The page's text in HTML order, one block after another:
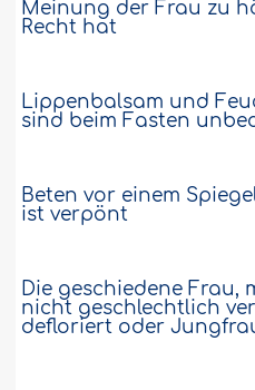
Meinung der Frau zu
Recht hat
Lippenbalsam und
sind beim Fasten
Beten vor einem
ist verpönt
Die geschiedene Frau,
nicht geschlechtlich
defloriert oder